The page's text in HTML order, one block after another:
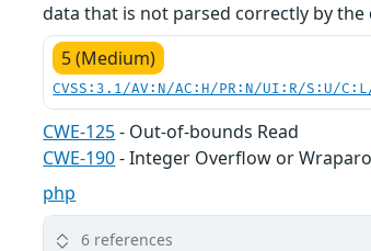
data that is not parsed correctly by
5 (Medium)
CVSS:3.1/AV:N/AC:H/PR:N/UI:R/S:U/
CWE-125- Out-of-bounds Read
CWE-190- Integer Overflow or
php
6 references